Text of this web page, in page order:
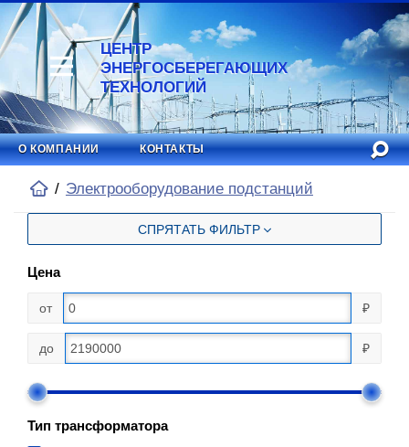
ЦЕНТР
ЭНЕРГОСБЕРЕГАЮЩИХ
ТЕХНОЛОГИЙ
О КОМПАНИИ КОНТАКТЫ
Электрооборудование подстанций
СПРЯТАТЬ ФИЛЬТР
Цена
от ₽
до ₽
Тип трансформатора